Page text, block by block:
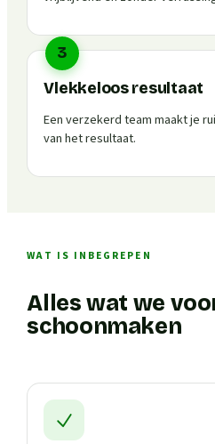
3
Vlekkeloos resultaat
Een verzekerd team maakt je
van het resultaat.
WAT IS INBEGREPEN
Alles wat we
schoonmaken